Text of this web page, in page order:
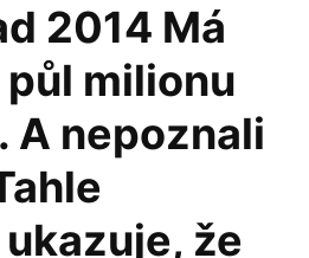
2014 Má
půl milionu
A nepoznali
že